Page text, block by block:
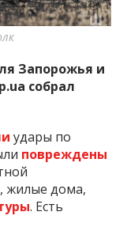
о событиях
и области.
Запорожья и
собрал
удары по
повреждены
жилые дома,
. Есть